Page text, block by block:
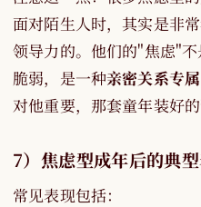
面对陌生人时，其实是非
领导力的。他们的"焦虑"
脆弱，是一种亲密关系专
对他重要，那套童年装好
7）焦虑型成年后的典
常见表现包括：